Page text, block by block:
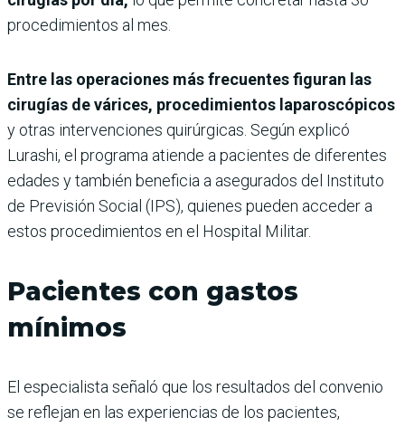
procedimientos al mes.
Entre las operaciones más frecuentes figuran las
cirugías de várices, procedimientos laparoscópicos
y otras intervenciones quirúrgicas. Según explicó
Lurashi, el programa atiende a pacientes de diferentes
edades y también beneficia a asegurados del Instituto
de Previsión Social (IPS), quienes pueden acceder a
estos procedimientos en el Hospital Militar.
Pacientes con gastos
mínimos
El especialista señaló que los resultados del convenio
se reflejan en las experiencias de los pacientes,